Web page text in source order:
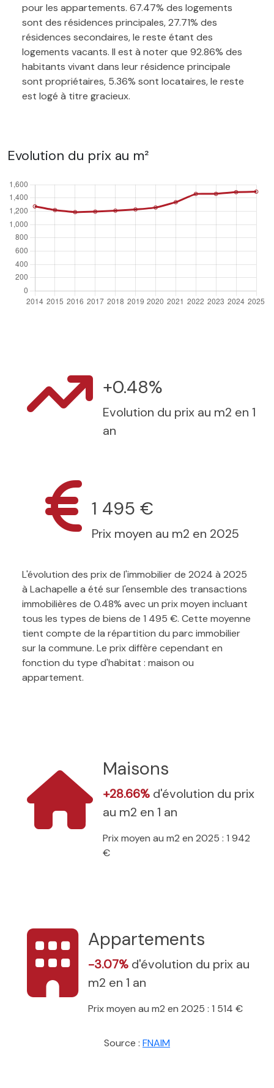
pour les appartements. 67.47% des logements
sont des résidences principales, 27.71% des
résidences secondaires, le reste étant des
logements vacants. Il est à noter que 92.86% des
habitants vivant dans leur résidence principale
sont propriétaires, 5.36% sont locataires, le reste
est logé à titre gracieux.
Evolution du prix au m²
+0.48%
Evolution du prix au m2 en 1
an
1 495 €
Prix moyen au m2 en 2025
L'évolution des prix de l'immobilier de 2024 à 2025
à Lachapelle a été sur l'ensemble des transactions
immobilières de 0.48% avec un prix moyen incluant
tous les types de biens de 1 495 €. Cette moyenne
tient compte de la répartition du parc immobilier
sur la commune. Le prix diffère cependant en
fonction du type d'habitat : maison ou
appartement.
Maisons
+28.66% d'évolution du prix
au m2 en 1 an
Prix moyen au m2 en 2025 : 1 942
€
Appartements
-3.07% d'évolution du prix au
m2 en 1 an
Prix moyen au m2 en 2025 : 1 514 €
Source : FNAIM